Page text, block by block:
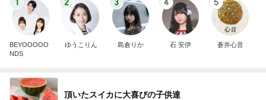
1
BEYOOOOO
NDS
2
ゆうこりん
3
島倉りか
4
石 安伊
5
蒼井心音
頂いたスイカに大喜びの子供達